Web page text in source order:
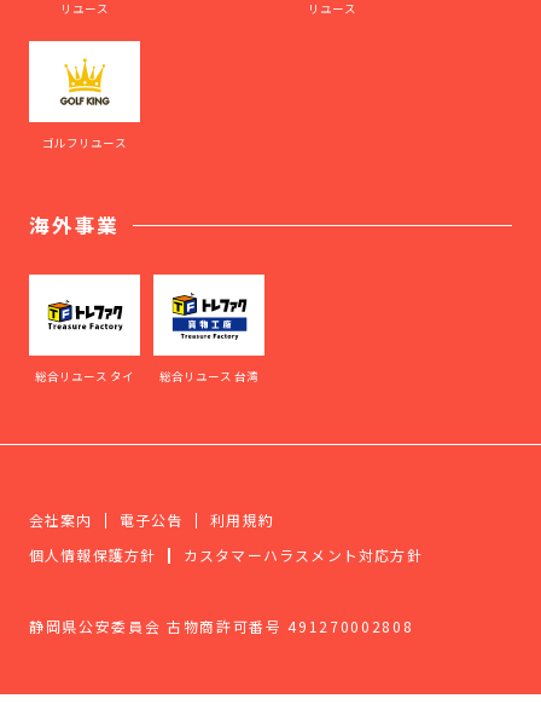
リユース
リユース
ゴルフリユース
海外事業
総合リユース タイ 総合リユース 台湾
会社案内 電子公告
利用規約
個人情報保護方針
カスタマーハラスメント対応方針
静岡県公安委員会 古物商許可番号 491270002808